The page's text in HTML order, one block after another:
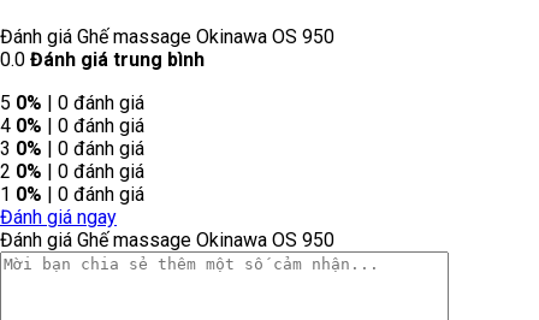
Đánh giá Ghế massage Okinawa OS 950
0.0 Đánh giá trung bình
5 0% | 0 đánh giá
4 0% | 0 đánh giá
3 0% | 0 đánh giá
2 0% | 0 đánh giá
1 0% | 0 đánh giá
Đánh giá ngay
Đánh giá Ghế massage Okinawa OS 950